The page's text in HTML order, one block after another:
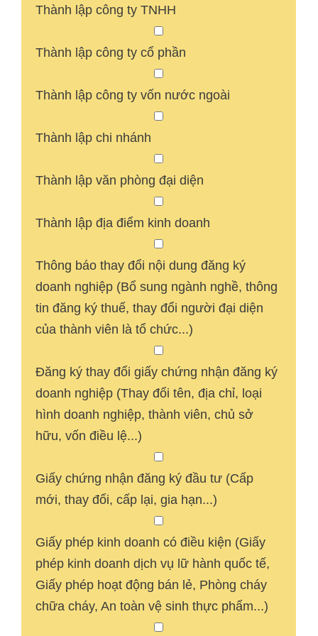
Thành lập công ty TNHH
Thành lập công ty cổ phần
Thành lập công ty vốn nước ngoài
Thành lập chi nhánh
Thành lập văn phòng đại diện
Thành lập địa điểm kinh doanh
Thông báo thay đổi nội dung đăng ký
doanh nghiệp (Bổ sung ngành nghề, thông
tin đăng ký thuế, thay đổi người đại diện
của thành viên là tổ chức...)
Đăng ký thay đổi giấy chứng nhận đăng ký
doanh nghiệp (Thay đổi tên, địa chỉ, loại
hình doanh nghiệp, thành viên, chủ sở
hữu, vốn điều lệ...)
Giấy chứng nhận đăng ký đầu tư (Cấp
mới, thay đổi, cấp lại, gia hạn...)
Giấy phép kinh doanh có điều kiện (Giấy
phép kinh doanh dịch vụ lữ hành quốc tế,
Giấy phép hoạt động bán lẻ, Phòng cháy
chữa cháy, An toàn vệ sinh thực phẩm...)